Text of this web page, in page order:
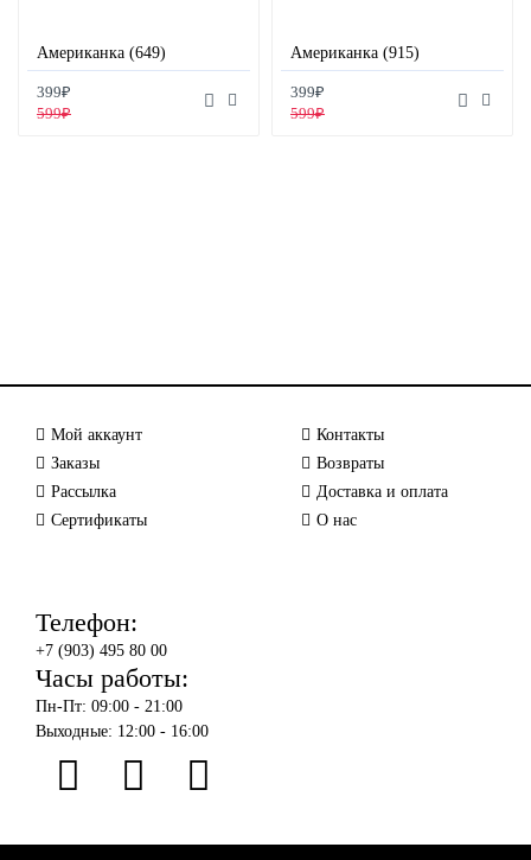
Американка (649)
399₽
599₽
Американка (915)
399₽
599₽
Мой аккаунт
Заказы
Рассылка
Сертификаты
Контакты
Возвраты
Доставка и оплата
О нас
Телефон:
+7 (903) 495 80 00
Часы работы:
Пн-Пт: 09:00 - 21:00
Выходные: 12:00 - 16:00